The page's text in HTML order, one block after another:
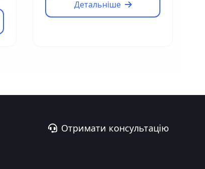
Детальніше
Отримати консультацію